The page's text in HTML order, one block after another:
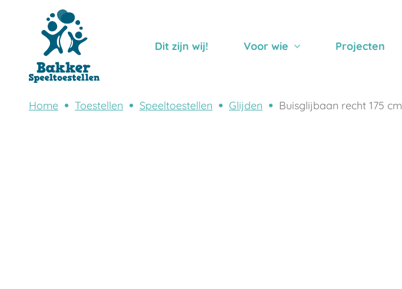
Dit zijn wij! Voor wie Projecten
Home Toestellen Speeltoestellen Glijden Buisglijbaan recht 175 cm